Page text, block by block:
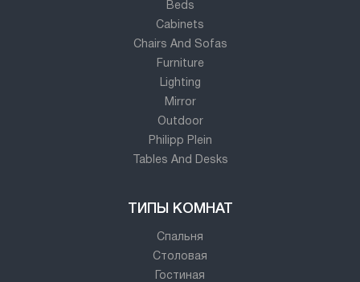
Beds
Cabinets
Chairs And Sofas
Furniture
Lighting
Mirror
Outdoor
Philipp Plein
Tables And Desks
ТИПЫ КОМНАТ
Спальня
Столовая
Гостиная